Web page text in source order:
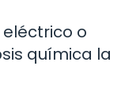
o
química la